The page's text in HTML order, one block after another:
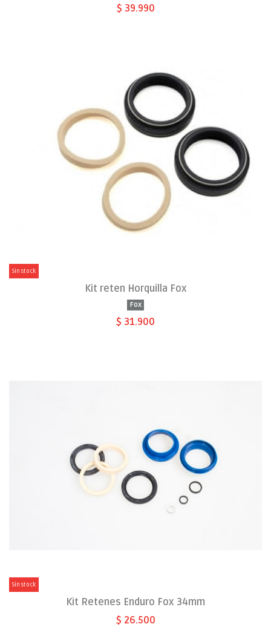
$ 39.990
Sin stock
Kit reten Horquilla Fox
Fox
$ 31.900
Sin stock
Kit Retenes Enduro Fox 34mm
$ 26.500